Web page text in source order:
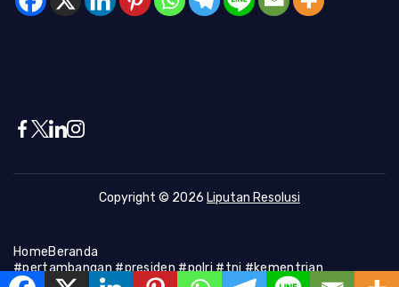
Copyright © 2026 Liputan Resolusi
HomeBeranda
#pertambangan #presiden #polri #tni #kementrian
#presiden #Kapolri #indonesia